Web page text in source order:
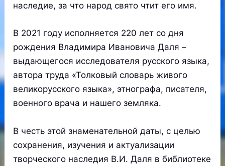
наследие, за что народ свято чтит его имя.
В 2021 году исполняется 220 лет со дня
рождения Владимира Ивановича Даля –
выдающегося исследователя русского языка,
автора труда «Толковый словарь живого
великорусского языка», этнографа, писателя,
военного врача и нашего земляка.
В честь этой знаменательной даты, с целью
сохранения, изучения и актуализации
творческого наследия В.И. Даля в библиотеке